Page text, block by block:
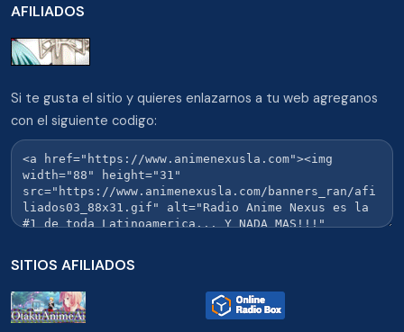
AFILIADOS
Si te gusta el sitio y quieres enlazarnos a tu web agreganos
con el siguiente codigo:
SITIOS AFILIADOS